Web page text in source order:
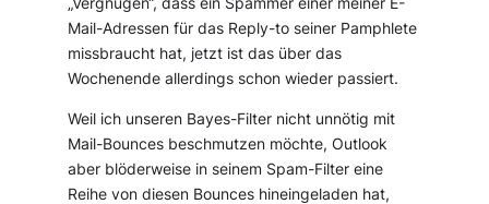
Mail-Adressen für das Reply-to seiner Pamphlete
missbraucht hat, jetzt ist das über das
Wochenende allerdings schon wieder passiert.
Weil ich unseren Bayes-Filter nicht unnötig mit
Mail-Bounces beschmutzen möchte, Outlook
aber blöderweise in seinem Spam-Filter eine
Reihe von diesen Bounces hineingeladen hat,